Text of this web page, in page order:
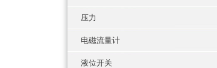
压力
电磁流量计
液位开关